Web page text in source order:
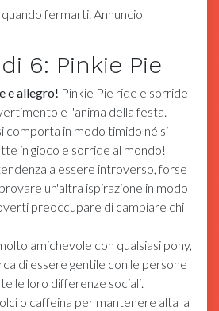
fermarti. Annuncio
di 6: Pinkie Pie
e allegro! Pinkie Pie ride e sorride
e l'anima della festa.
comporta in modo timido né si
in gioco e sorride al mondo!
a essere introverso, forse
un'altra ispirazione in modo
preoccupare di cambiare chi
amichevole con qualsiasi pony,
di essere gentile con le persone
le loro differenze sociali.
o caffeina per mantenere alta la